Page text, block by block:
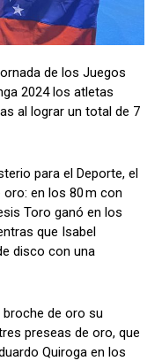
de los Juegos
2024 los atletas
al lograr un total de 7
para el Deporte, el
en los 80 m con
Toro ganó en los
que Isabel
disco con una
de oro su
preseas de oro, que
Quiroga en los